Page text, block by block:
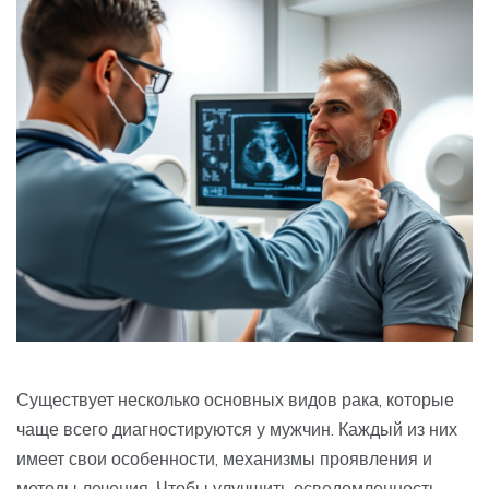
Существует несколько основных видов рака, которые
чаще всего диагностируются у мужчин. Каждый из них
имеет свои особенности, механизмы проявления и